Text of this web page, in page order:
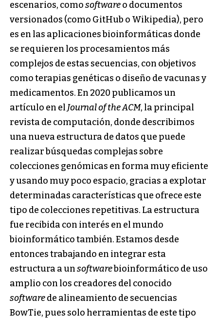
escenarios, comosoftwareo documentos
versionados (como GitHub o Wikipedia), pero
es en las aplicaciones bioinformáticas donde
se requieren los procesamientos más
complejos de estas secuencias, con objetivos
como terapias genéticas o diseño de vacunas y
medicamentos. En 2020 publicamos un
artículo en elJournal of the ACM, la principal
revista de computación, donde describimos
una nueva estructura de datos que puede
realizar búsquedas complejas sobre
colecciones genómicas en forma muy eficiente
y usando muy poco espacio, gracias a explotar
determinadas características que ofrece este
tipo de colecciones repetitivas. La estructura
fue recibida con interés en el mundo
bioinformático también. Estamos desde
entonces trabajando en integrar esta
estructura a unsoftwarebioinformático de uso
amplio con los creadores del conocido
softwarede alineamiento de secuencias
BowTie, pues solo herramientas de este tipo